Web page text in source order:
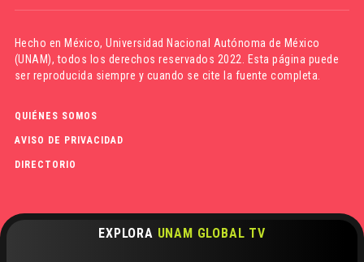
EXPLORA UNAM GLOBAL TV
Hecho en México,Universidad Nacional Autónoma de México
(UNAM), todos los derechos reservados 2022. Esta página puede
ser reproducida siempre y cuando se cite la fuente completa.
QUIÉNES SOMOS
AVISO DE PRIVACIDAD
DIRECTORIO